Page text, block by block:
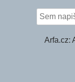
Arfa.cz:
PRŮLOMOVÁ